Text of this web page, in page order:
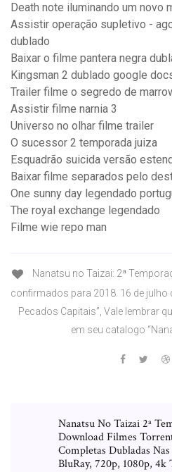
Death note iluminando um novo
Assistir operação supletivo -
dublado
Baixar o filme pantera negra
Kingsman 2 dublado google
Trailer filme o segredo de
Assistir filme narnia 3
Universo no olhar filme trailer
O sucessor 2 temporada juiza
Esquadrão suicida versão
Baixar filme separados pelo
One sunny day legendado
The royal exchange legendado
Filme wie repo man
Nanatsu no Taizai: 2ª
confirmados para 2018. 16 de julho
Pecados Capitais”, Vale lembrar
em seu catalogo
Nanatsu No Taizai 2ª
Download Filmes
Completas Dubladas
BluRay, 720p, 1080p,